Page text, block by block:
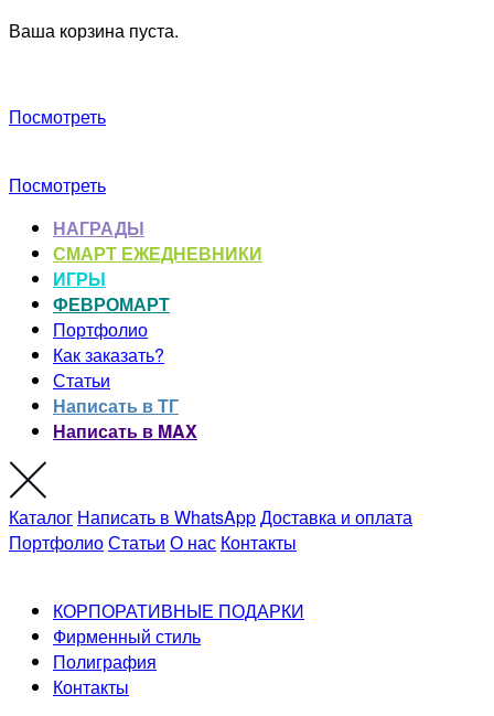
Ваша корзина пуста.
Посмотреть
Посмотреть
НАГРАДЫ
СМАРТ ЕЖЕДНЕВНИКИ
ИГРЫ
ФЕВРОМАРТ
Портфолио
Как заказать?
Статьи
Написать в ТГ
Написать в MAX
Каталог Написать в WhatsAppДоставка и оплата
ПортфолиоСтатьи О нас Контакты
КОРПОРАТИВНЫЕ ПОДАРКИ
Фирменный стиль
Полиграфия
Контакты